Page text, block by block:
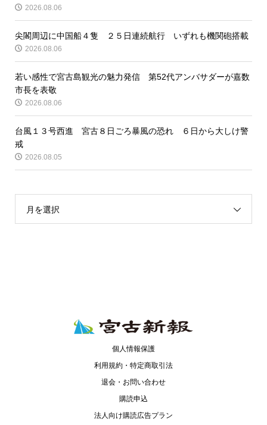
2026.08.06
尖閣周辺に中国船４隻 ２５日連続航行 いずれも機関砲搭載
2026.08.06
若い感性で宮古島観光の魅力発信 第52代アンバサダーが嘉数
市長を表敬
2026.08.06
台風１３号西進 宮古８日ごろ暴風の恐れ ６日から大しけ警
戒
2026.08.05
月を選択
個人情報保護
利用規約・特定商取引法
退会・お問い合わせ
購読申込
法人向け購読広告プラン